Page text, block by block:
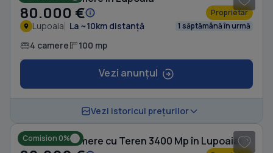
80.000 € Proprietar
Lupoaia La ~10km distanță 1 săptămână în urmă
4 camere 100 mp
Vezi anunțul
Vezi istoricul prețurilor
Comision 0%
Casă cu 4 camere cu Teren 3400 Mp în Lupoaia